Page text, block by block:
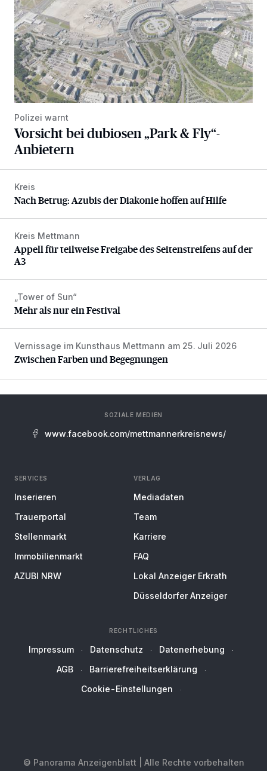
Polizei warnt
Vorsicht bei dubiosen „Park & Fly“-
Anbietern
Nach Betrug: Azubis der Diakonie hoffen auf Hilfe
Kreis
Nach Betrug: Azubis der Diakonie hoffen auf Hilfe
Appell für teilweise Freigabe des Seitenstreifens auf der A3
Kreis Mettmann
Appell für teilweise Freigabe des Seitenstreifens auf der
A3
Mehr als nur ein Festival
„Tower of Sun“
Mehr als nur ein Festival
Zwischen Farben und Begegnungen
Vernissage im Kunsthaus Mettmann am 25. Juli 2026
Zwischen Farben und Begegnungen
SOZIALE MEDIEN
www.facebook.com/mettmannerkreisnews/
SERVICES
Inserieren
Trauerportal
Stellenmarkt
Immobilienmarkt
AZUBI NRW
VERLAG
Mediadaten
Team
Karriere
FAQ
Lokal Anzeiger Erkrath
Düsseldorfer Anzeiger
RECHTLICHES
Impressum Datenschutz
Datenerhebung
AGB
Barrierefreiheitserklärung
Cookie-Einstellungen
© Panorama Anzeigenblatt | Alle Rechte vorbehalten